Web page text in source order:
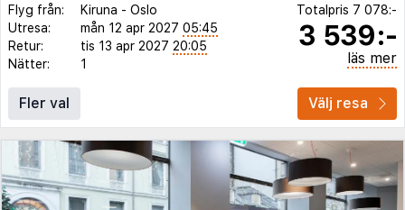
Flyg från: Kiruna - Oslo
Utresa:
mån 12 apr 2027 05:45
Retur:
tis 13 apr 2027 20:05
Nätter:
1
Totalpris 7 078:-
3 539:-
läs mer
Fler val Välj resa